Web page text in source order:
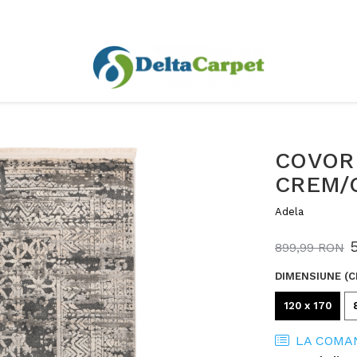
CREM/
Adela
899,99 RON
DIMENSIUNE
120 x 170
LA